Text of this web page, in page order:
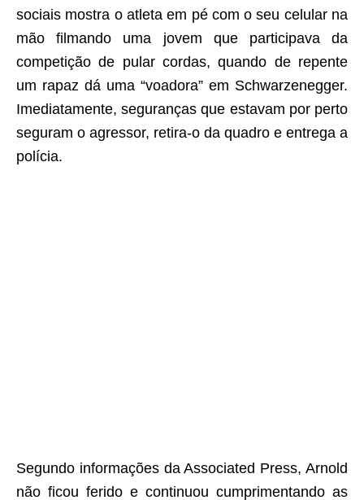
sociais mostra o atleta em pé com o seu celular na
mão filmando uma jovem que participava da
competição de pular cordas, quando de repente
um rapaz dá uma “voadora” em Schwarzenegger.
Imediatamente, seguranças que estavam por perto
seguram o agressor, retira-o da quadro e entrega a
polícia.
Segundo informações da Associated Press, Arnold
não ficou ferido e continuou cumprimentando as